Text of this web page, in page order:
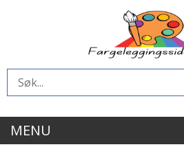
MENU